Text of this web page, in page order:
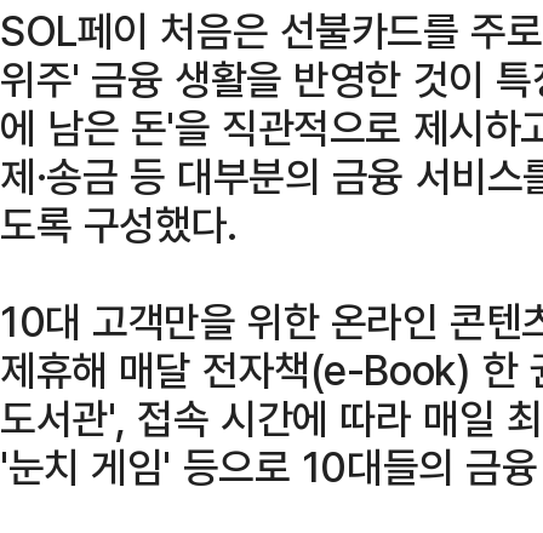
SOL페이 처음은 선불카드를 주
위주' 금융 생활을 반영한 것이
에 남은 돈'을 직관적으로 제시
제·송금 등 대부분의 금융 서비
도록 구성했다.
10대 고객만을 위한 온라인 콘텐
제휴해 매달 전자책(e-Book) 한
도서관', 접속 시간에 따라 매일
'눈치 게임' 등으로 10대들의 금